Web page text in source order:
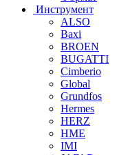
Инструмент
ALSO
Baxi
BROEN
BUGATTI
Cimberio
Global
Grundfos
Hermes
HERZ
HME
IMI